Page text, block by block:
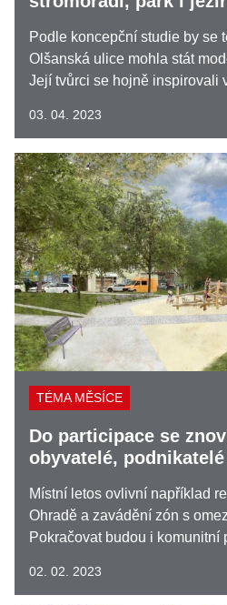
Podle koncepční studie by se
Olšanská ulice mohla stát
Její tvůrci se hojně inspirovali
03. 04. 2023
TÉMA MĚSÍCE
Do participace se
obyvatelé,
Místní letos ovlivní například
Ohradě a zavádění zón s
Pokračovat budou i komunitní
02. 02. 2023